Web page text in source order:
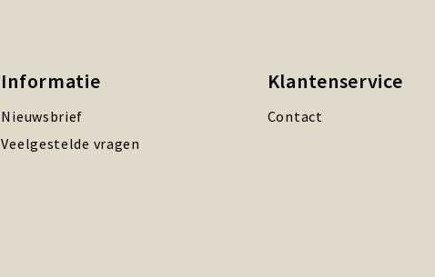
Informatie
Nieuwsbrief
Veelgestelde vragen
Klantenservice
Contact